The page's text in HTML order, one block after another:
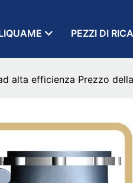
PEZZI DI
alta efficienza Prezzo